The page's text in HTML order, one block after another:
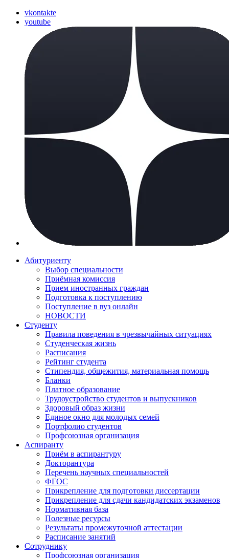
vkontakte
youtube
Абитуриенту
Выбор специальности
Приёмная комиссия
Прием иностранных граждан
Подготовка к поступлению
Поступление в вуз онлайн
НОВОСТИ
Студенту
Правила поведения в чрезвычайных ситуациях
Студенческая жизнь
Расписания
Рейтинг студента
Стипендия, общежития, материальная помощь
Бланки
Платное образование
Трудоустройство студентов и выпускников
Здоровый образ жизни
Единое окно для молодых семей
Портфолио студентов
Профсоюзная организация
Аспиранту
Приём в аспирантуру
Докторантура
Перечень научных специальностей
ФГОС
Прикрепление для подготовки диссертации
Прикрепление для сдачи кандидатских экзаменов
Нормативная база
Полезные ресурсы
Результаты промежуточной аттестации
Расписание занятий
Сотруднику
Профсоюзная организация